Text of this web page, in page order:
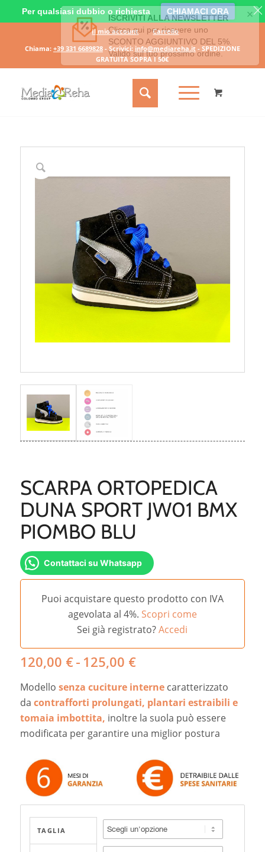
Il mio account
Carrello
Chiama: +39 331 6689828- Scrivici: info@mediareha.it- SPEDIZIONE
GRATUITA SOPRA I 50€
SCARPA ORTOPEDICA
DUNA SPORT JW01 BMX
PIOMBO BLU
Contattaci su Whatsapp
Puoi acquistare questo prodotto con IVA
agevolata al 4%. Scopri come
Sei già registrato?Accedi
120,00 €- 125,00 €Fascia
prezzo:
da
120,00 €
a
Modello senza cuciture internecaratterizzato
da contrafforti prolungati, plantari estraibili e
tomaia imbottita, inoltre la suola può essere
modificata per garantire una miglior postura
TAGLIA
Per qualsiasi dubbio o richiesta CHIAMACI ORA